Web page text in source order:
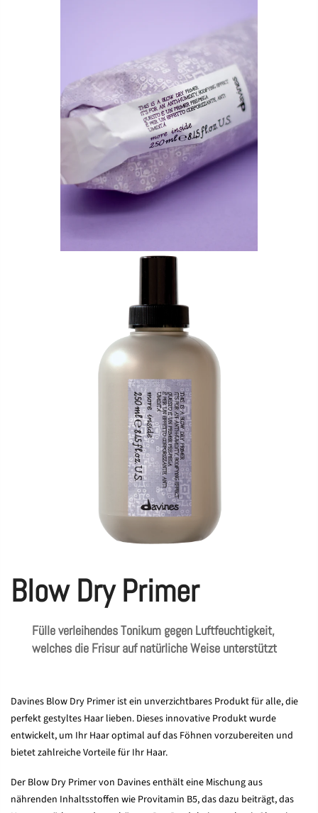
Blow Dry Primer
Fülle verleihendes Tonikum gegen Luftfeuchtigkeit,
welches die Frisur auf natürliche Weise unterstützt
Davines Blow Dry Primer ist ein unverzichtbares Produkt für alle, die
perfekt gestyltes Haar lieben. Dieses innovative Produkt wurde
entwickelt, um Ihr Haar optimal auf das Föhnen vorzubereiten und
bietet zahlreiche Vorteile für Ihr Haar.
Der Blow Dry Primer von Davines enthält eine Mischung aus
nährenden Inhaltsstoffen wie Provitamin B5, das dazu beiträgt, das